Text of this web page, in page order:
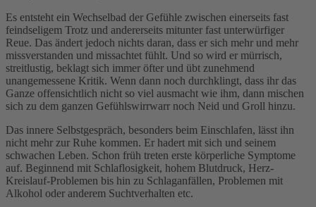
Es entsteht ein Wechselbad der Gefühle zwischen einerseits fast
feindseligem Trotz und andererseits mitunter fast unterwürfiger
Reue. Das ändert jedoch nichts daran, dass er sich mehr und mehr
missverstanden und missachtet fühlt. Und so wird er mürrisch,
streitlustig, beklagt sich immer öfter und übt zunehmend
unangemessene Kritik. Wenn dann noch durchklingt, dass ihr das
Ganze offensichtlich nicht so viel ausmacht wie ihm, dann mischen
sich zu dem ganzen Gefühlswirrwarr noch Neid und Groll hinzu.
Das innere Selbstgespräch, besonders beim Einschlafen, lässt ihn
nicht mehr zur Ruhe kommen. Er hadert mit sich und seinem
schwachen Leben. Schon früh treten erste körperliche Symptome
auf. Beginnend mit Schlaflosigkeit, hohem Blutdruck, Herz-
Kreislauf-Problemen bis hin zu Schlaganfällen, Problemen mit
Alkohol oder anderem Suchtverhalten etc.